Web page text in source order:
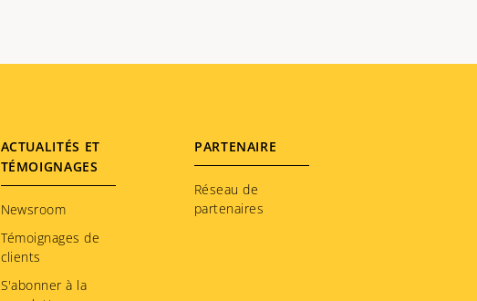
ACTUALITÉS ET
TÉMOIGNAGES
Newsroom
Témoignages de
clients
S'abonner à la
PARTENAIRE
Réseau de
partenaires